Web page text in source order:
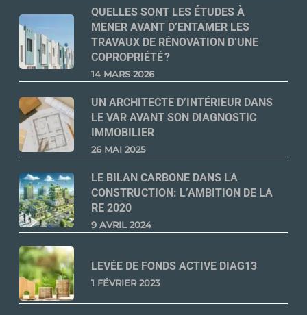
QUELLES SONT LES ÉTUDES À
MENER AVANT D’ENTAMER LES
TRAVAUX DE RÉNOVATION D’UNE
COPROPRIÉTÉ ?
14 MARS 2026
UN ARCHITECTE D’INTÉRIEUR DANS
LE VAR AVANT SON DIAGNOSTIC
IMMOBILIER
26 MAI 2025
LE BILAN CARBONE DANS LA
CONSTRUCTION: L’AMBITION DE LA
RE 2020
9 AVRIL 2024
LEVÉE DE FONDS ACTIVE DIAG13
1 FÉVRIER 2023